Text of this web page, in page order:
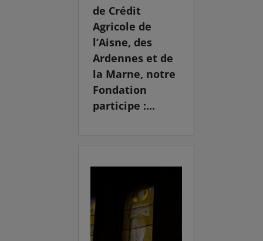
de Crédit
Agricole de
l’Aisne, des
Ardennes et de
la Marne, notre
Fondation
participe :...